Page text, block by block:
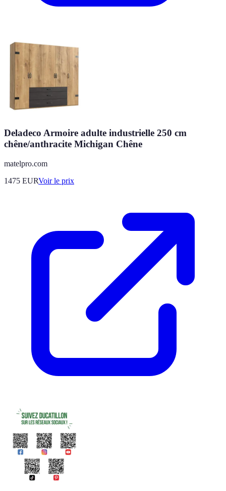
Deladeco Armoire adulte industrielle 250 cm
chêne/anthracite Michigan Chêne
matelpro.com
1475 EURVoir le prix